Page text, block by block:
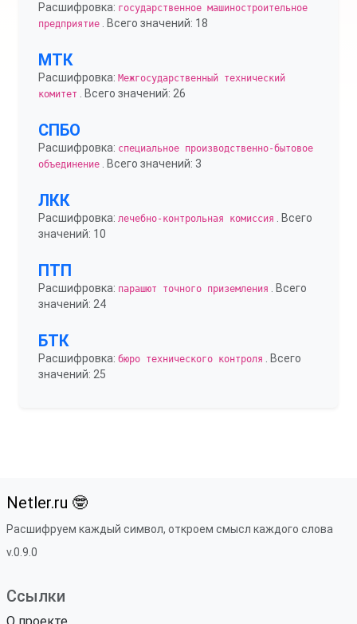
Расшифровка: государственное машиностроительное
предприятие . Всего значений: 18
МТК
Расшифровка: Межгосударственный технический
комитет
. Всего значений: 26
СПБО
Расшифровка: специальное производственно-бытовое
объединение . Всего значений: 3
ЛКК
Расшифровка: лечебно-контрольная комиссия
. Всего
значений: 10
ПТП
Расшифровка: парашют точного приземления
. Всего
значений: 24
БТК
Расшифровка: бюро технического контроля
. Всего
значений: 25
Netler.ru 🤓
Расшифруем каждый символ, откроем смысл каждого слова
v.0.9.0
Ссылки